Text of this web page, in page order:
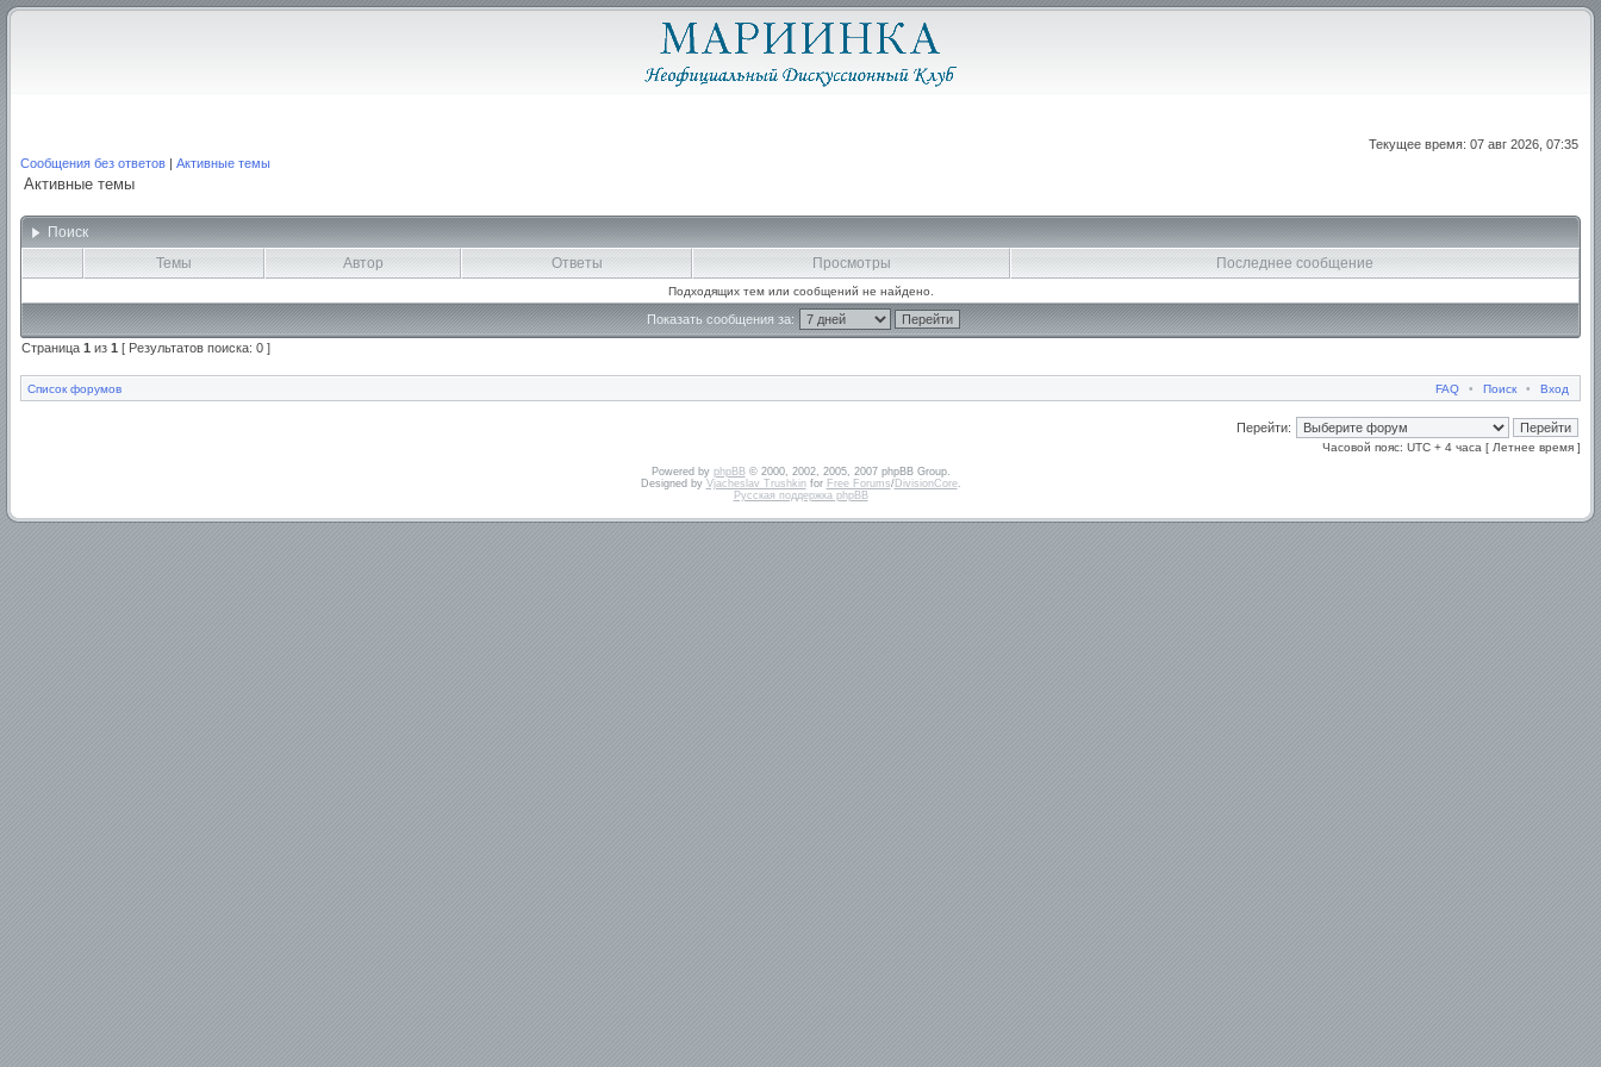
Текущее время: 07 авг 2026, 07:35
Сообщения без ответов | Активные темы
Активные темы
Поиск
Темы
Автор Ответы Просмотры Последнее сообщение
Подходящих тем или сообщений не найдено.
Показать сообщения за:
Страница 1 из 1 [ Результатов поиска: 0 ]
Список форумов FAQ • Поиск • Вход
Перейти:
Часовой пояс: UTC + 4 часа [ Летнее время ]
Powered by phpBB© 2000, 2002, 2005, 2007 phpBB Group.
Designed by Vjacheslav Trushkinfor Free Forums/DivisionCore.
Русская поддержка phpBB